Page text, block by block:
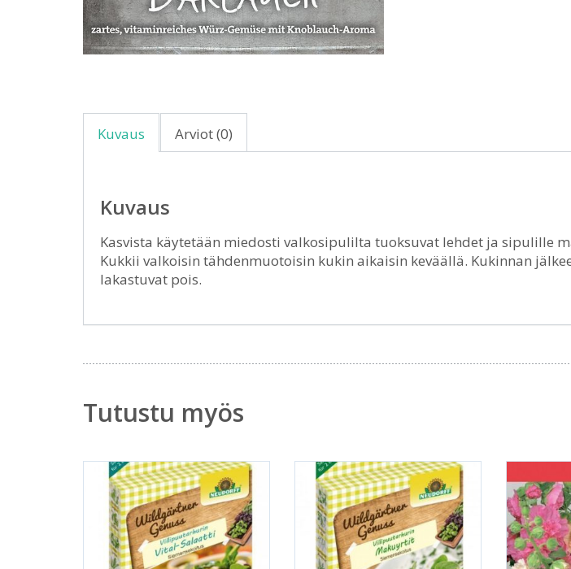
Kuvaus Arviot (0)
Kuvaus
Kasvista käytetään miedosti valkosipulilta tuoksuvat lehdet ja sipulille
Kukkii valkoisin tähdenmuotoisin kukin aikaisin keväällä. Kukinnan
lakastuvat pois.
Tutustu myös